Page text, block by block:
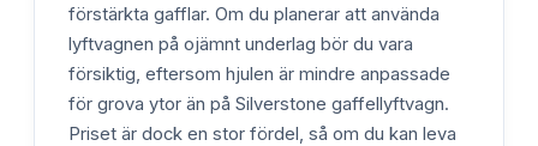
förstärkta gafflar. Om du planerar att använda
lyftvagnen på ojämnt underlag bör du vara
försiktig, eftersom hjulen är mindre anpassade
för grova ytor än på Silverstone gaffellyftvagn.
Priset är dock en stor fördel, så om du kan leva